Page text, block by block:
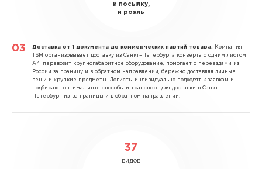
и посылку,
и рояль
Доставка от 1 документа до коммерческих партий товара.
Компания
TSM организовывает доставку из Санкт–Петербурга конверта с одним листом
А4, перевозит крупногабаритное оборудование, помогает с переездами из
России за границу и в обратном направлении, бережно доставляя личные
вещи и хрупкие предметы. Логисты индивидуально подходят к заявкам и
подбирают оптимальные способы и транспорт для доставки в Санкт–
Петербург из–за границы и в обратном направлении.
37
видов